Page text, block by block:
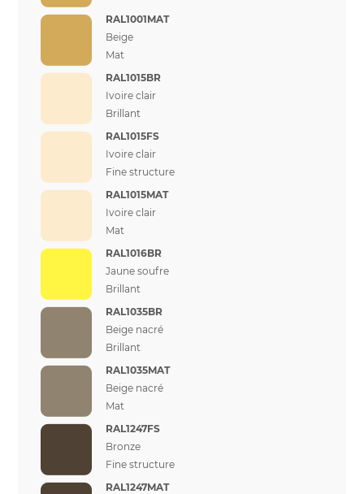
RAL1001MAT
Beige
Mat
RAL1015BR
Ivoire clair
Brillant
RAL1015FS
Ivoire clair
Fine structure
RAL1015MAT
Ivoire clair
Mat
RAL1016BR
Jaune soufre
Brillant
RAL1035BR
Beige nacré
Brillant
RAL1035MAT
Beige nacré
Mat
RAL1247FS
Bronze
Fine structure
RAL1247MAT